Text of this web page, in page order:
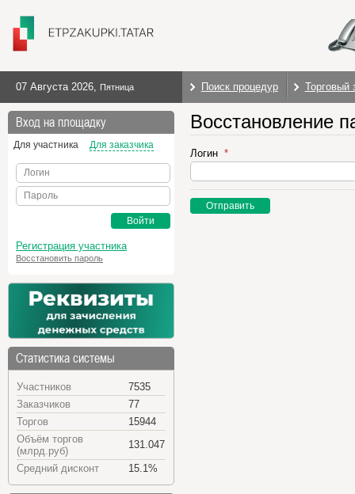
07 Августа 2026, Пятница Поиск процедур Торговый
Вход на площадку
Для участника Для заказчика
Логин
Пароль
Войти
Регистрация участника
Восстановить пароль
Статистика системы
Участников
7535
Заказчиков
77
Торгов
15944
Объём торгов
(млрд.руб)
131.047
Средний дисконт
15.1%
Восстановление
Логин
Отправить